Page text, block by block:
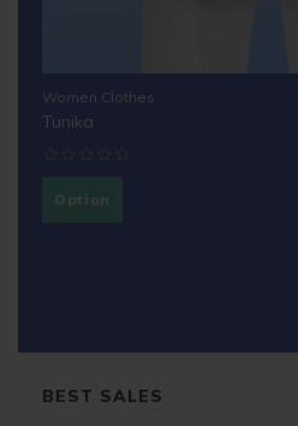
Women Clothes
Tunika
Option
BEST SALES